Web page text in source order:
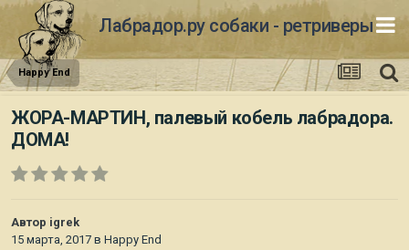
Лабрадор.ру собаки - ретриверы
Happy End
ЖОРА-МАРТИН, палевый кобель лабрадора.
ДОМА!
Автор igrek
15 марта, 2017 в Happy End